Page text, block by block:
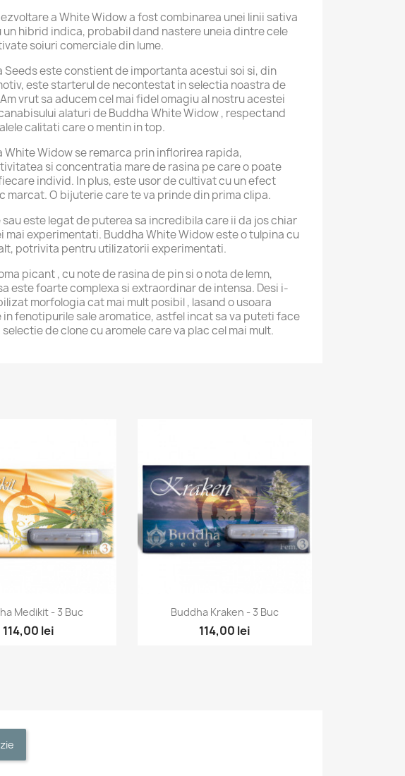
a White Widow a fost combinarea unei linii sativa
un hibrid indica, probabil dand nastere uneia dintre cele
soiuri comerciale din lume.
Seeds este constient de importanta acestui soi si, din
este starterul de necontestat in selectia noastra de
vrut sa aducem cel mai fidel omagiu al nostru acestei
alaturi de Buddha White Widow , respectand
calitati care o mentin in top.
White Widow se remarca prin inflorirea rapida,
si concentratia mare de rasina pe care o poate
individ. In plus, este usor de cultivat cu un efect
marcat. O bijuterie care te va prinde din prima clipa.
sau este legat de puterea sa incredibila care ii da jos chiar
mai experimentati. Buddha White Widow este o tulpina cu
potrivita pentru utilizatorii experimentati.
picant , cu note de rasina de pin si o nota de lemn,
este foarte complexa si extraordinar de intensa. Desi i-
morfologia cat mai mult posibil , lasand o usoara
fenotipurile sale aromatice, astfel incat sa va puteti face
de clone cu aromele care va plac cel mai mult.
rapida
Medikit - 3 Buc
114,00 lei
Vizualizare rapida
Buddha Kraken - 3 Buc
114,00 lei